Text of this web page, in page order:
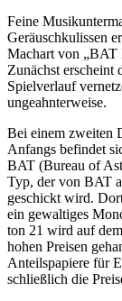
Feine
Geräuschkulissen
Machart von „BAT
Zunächst
Spielverlauf
ungeahnterweise.
Bei einem zweiten
Anfangs befindet
BAT (Bureau of
Typ, der von BAT
geschickt wird.
ein gewaltiges
ton 21 wird auf
hohen Preisen
Anteilspapiere für
schließlich die